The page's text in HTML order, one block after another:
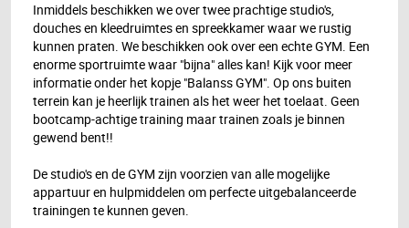
Inmiddels beschikken we over twee prachtige studio's,
douches en kleedruimtes en spreekkamer waar we rustig
kunnen praten. We beschikken ook over een echte GYM. Een
enorme sportruimte waar "bijna" alles kan! Kijk voor meer
informatie onder het kopje "Balanss GYM". Op ons buiten
terrein kan je heerlijk trainen als het weer het toelaat. Geen
bootcamp-achtige training maar trainen zoals je binnen
gewend bent!!
De studio's en de GYM zijn voorzien van alle mogelijke
appartuur en hulpmiddelen om perfecte uitgebalanceerde
trainingen te kunnen geven.